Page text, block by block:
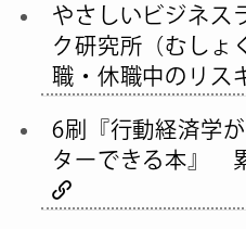
やさしいビジネス
ク研究所（むしょ
職・休職中のリス
6刷『行動経済学
ターできる本』